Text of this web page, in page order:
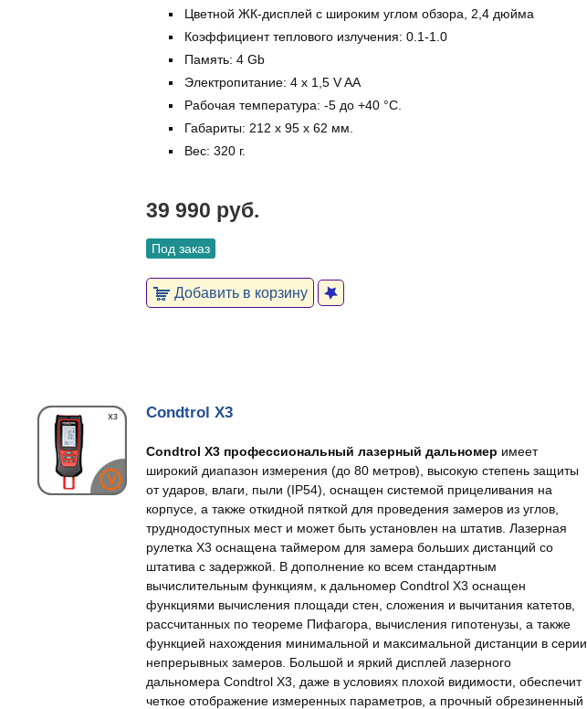
Цветной ЖК-дисплей c широким углом обзора, 2,4 дюйма
Коэффициент теплового излучения: 0.1-1.0
Память: 4 Gb
Электропитание: 4 x 1,5 V AA
Рабочая температура: -5 дo +40 °C.
Габариты: 212 x 95 x 62 мм.
Вес: 320 г.
39 990 руб.
Под заказ
Добавить в корзину
Condtrol X3
Condtrol X3 профессиональный лазерный дальномер имеет
широкий диапазон измерения (до 80 метров), высокую степень защиты
от ударов, влаги, пыли (IP54), оснащен системой прицеливания на
корпусе, а также откидной пяткой для проведения замеров из углов,
труднодоступных мест и может быть установлен на штатив. Лазерная
рулетка X3 оснащена таймером для замера больших дистанций со
штатива с задержкой. В дополнение ко всем стандартным
вычислительным функциям, к дальномер Condtrol X3 оснащен
функциями вычисления площади стен, сложения и вычитания катетов,
рассчитанных по теореме Пифагора, вычисления гипотенузы, а также
функцией нахождения минимальной и максимальной дистанции в серии
непрерывных замеров. Большой и яркий дисплей лазерного
дальномера Condtrol X3, даже в условиях плохой видимости, обеспечит
четкое отображение измеренных параметров, а прочный обрезиненный